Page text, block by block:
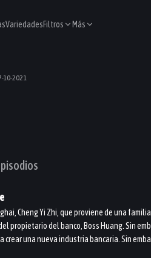
VariedadesFiltros Más
10-2021
Cheng Yi Zhi, que proviene de una
propietario del banco, Boss Huang. Sin
crear una nueva industria bancaria. Sin